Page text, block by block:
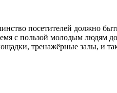
посетителей должно быть
с пользой молодым людям
тренажёрные залы, и